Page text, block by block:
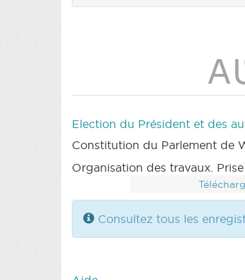
Election du Président et des
Constitution du Parlement de
Organisation des travaux.
Consultez tous les